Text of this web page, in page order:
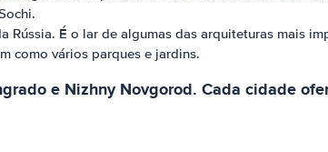
É o lar de algumas das arquiteturas mais
como vários parques e jardins.
e Nizhny Novgorod. Cada cidade